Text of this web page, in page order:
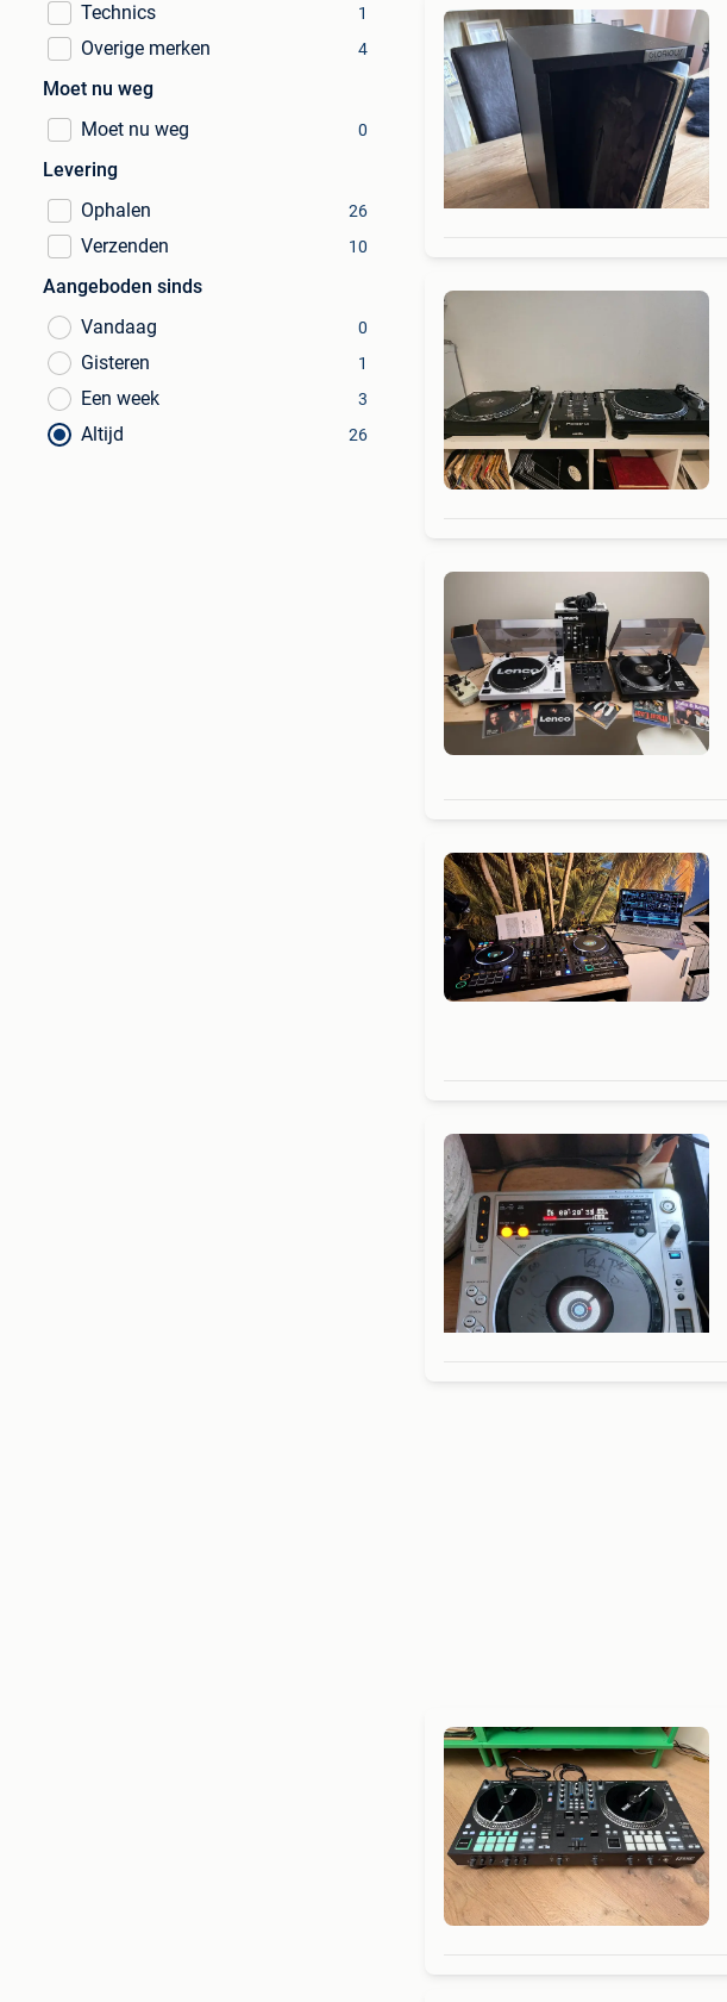
Technics 1
Overige merken 4
Moet nu weg
Moet nu weg
0
Levering
Ophalen
26
Verzenden 10
Aangeboden sinds
Vandaag
0
Gisteren 1
Een week 3
Altijd 26